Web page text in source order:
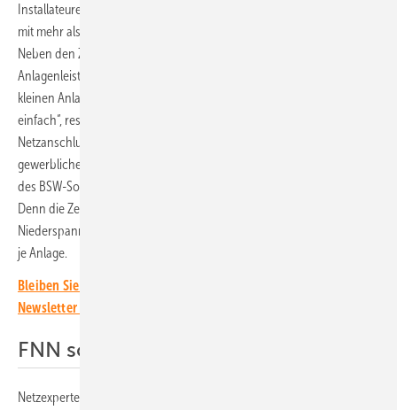
Installateure können ein Lied davon singen: Bei Photovoltaikanlagen
mit mehr als 135 Kilowatt wird der Netzanschluss sehr schwierig.
Neben den Zertifikaten für die Komponenten sind ab dieser
Anlagenleistung sogenannte Anlagenzertifikate erforderlich. „Bei
kleinen Anlagen und großen Solarparks ist der Anschluss relativ
einfach“, resümiert Professor Bernd Engel, der die Sitzung zum
Netzanschluss leitete. „Das absolute Sorgenkind sind die
gewerblichen Anlagen von 135 Kilowatt bis 950 Kilowatt.“ Nach Zahlen
des BSW-Solar ist der Zubau in diesem Segment sogar rückläufig.
Denn die Zertifizierung nach VDE-AR 4110 (Anschluss ans
Niederspannungsnetz) ist sehr zeitaufwändig und kostet 15.000 Euro
je Anlage.
Bleiben Sie auf dem Laufenden, melden Sie sich für unseren
Newsletter an!
FNN schreibt intransparente Regeln
Netzexperte Ralf Haselhuhn von der DGS in Berlin-Brandenburg